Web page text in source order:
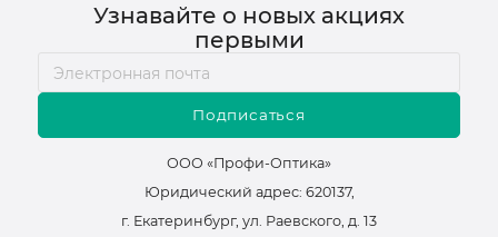
Узнавайте о новых акциях
первыми
Подписаться
ООО «Профи-Оптика»
Юридический адрес: 620137,
г. Екатеринбург, ул. Раевского, д. 13